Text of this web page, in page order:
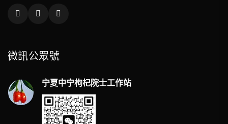
微訊公眾號
宁夏中宁枸杞院士工作站